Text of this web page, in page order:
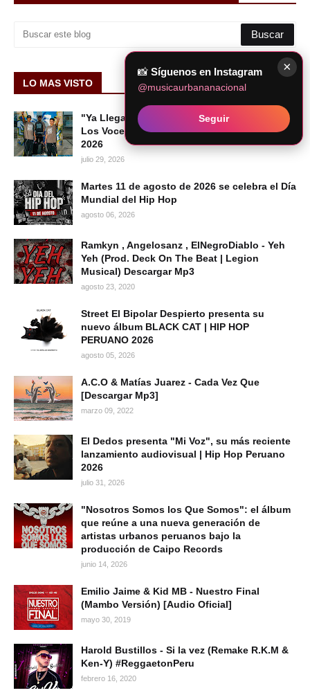
LO MAS VISTO
"Ya Llegaron Los Voceros": el nuevo tema de
Los Voceros del Barrio | HIP HOP PERUANO
2026
julio 29, 2026
Martes 11 de agosto de 2026 se celebra el Día
Mundial del Hip Hop
agosto 06, 2026
Ramkyn , Angelosanz , ElNegroDiablo - Yeh
Yeh (Prod. Deck On The Beat | Legion
Musical) Descargar Mp3
agosto 23, 2020
Street El Bipolar Despierto presenta su
nuevo álbum BLACK CAT | HIP HOP
PERUANO 2026
agosto 05, 2026
A.C.O & Matías Juarez - Cada Vez Que
[Descargar Mp3]
marzo 09, 2022
El Dedos presenta "Mi Voz", su más reciente
lanzamiento audiovisual | Hip Hop Peruano
2026
julio 31, 2026
"Nosotros Somos los Que Somos": el álbum
que reúne a una nueva generación de
artistas urbanos peruanos bajo la
producción de Caipo Records
junio 14, 2026
Emilio Jaime & Kid MB - Nuestro Final
(Mambo Versión) [Audio Oficial]
mayo 30, 2019
Harold Bustillos - Si la vez (Remake R.K.M &
Ken-Y) #ReggaetonPeru
febrero 16, 2020
×
📸 Síguenos en Instagram
@musicaurbananacional
Seguir